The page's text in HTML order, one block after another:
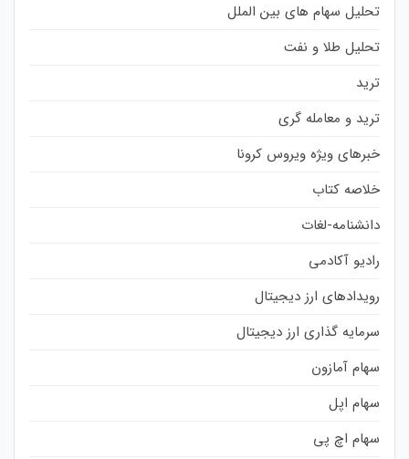
تحلیل سهام های بین الملل
تحلیل طلا و نفت
ترید
ترید و معامله گری
خبرهای ویژه ویروس کرونا
خلاصه کتاب
دانشنامه-لغات
رادیو آکادمی
رویدادهای ارز دیجیتال
سرمایه گذاری ارز دیجیتال
سهام آمازون
سهام اپل
سهام اچ پی